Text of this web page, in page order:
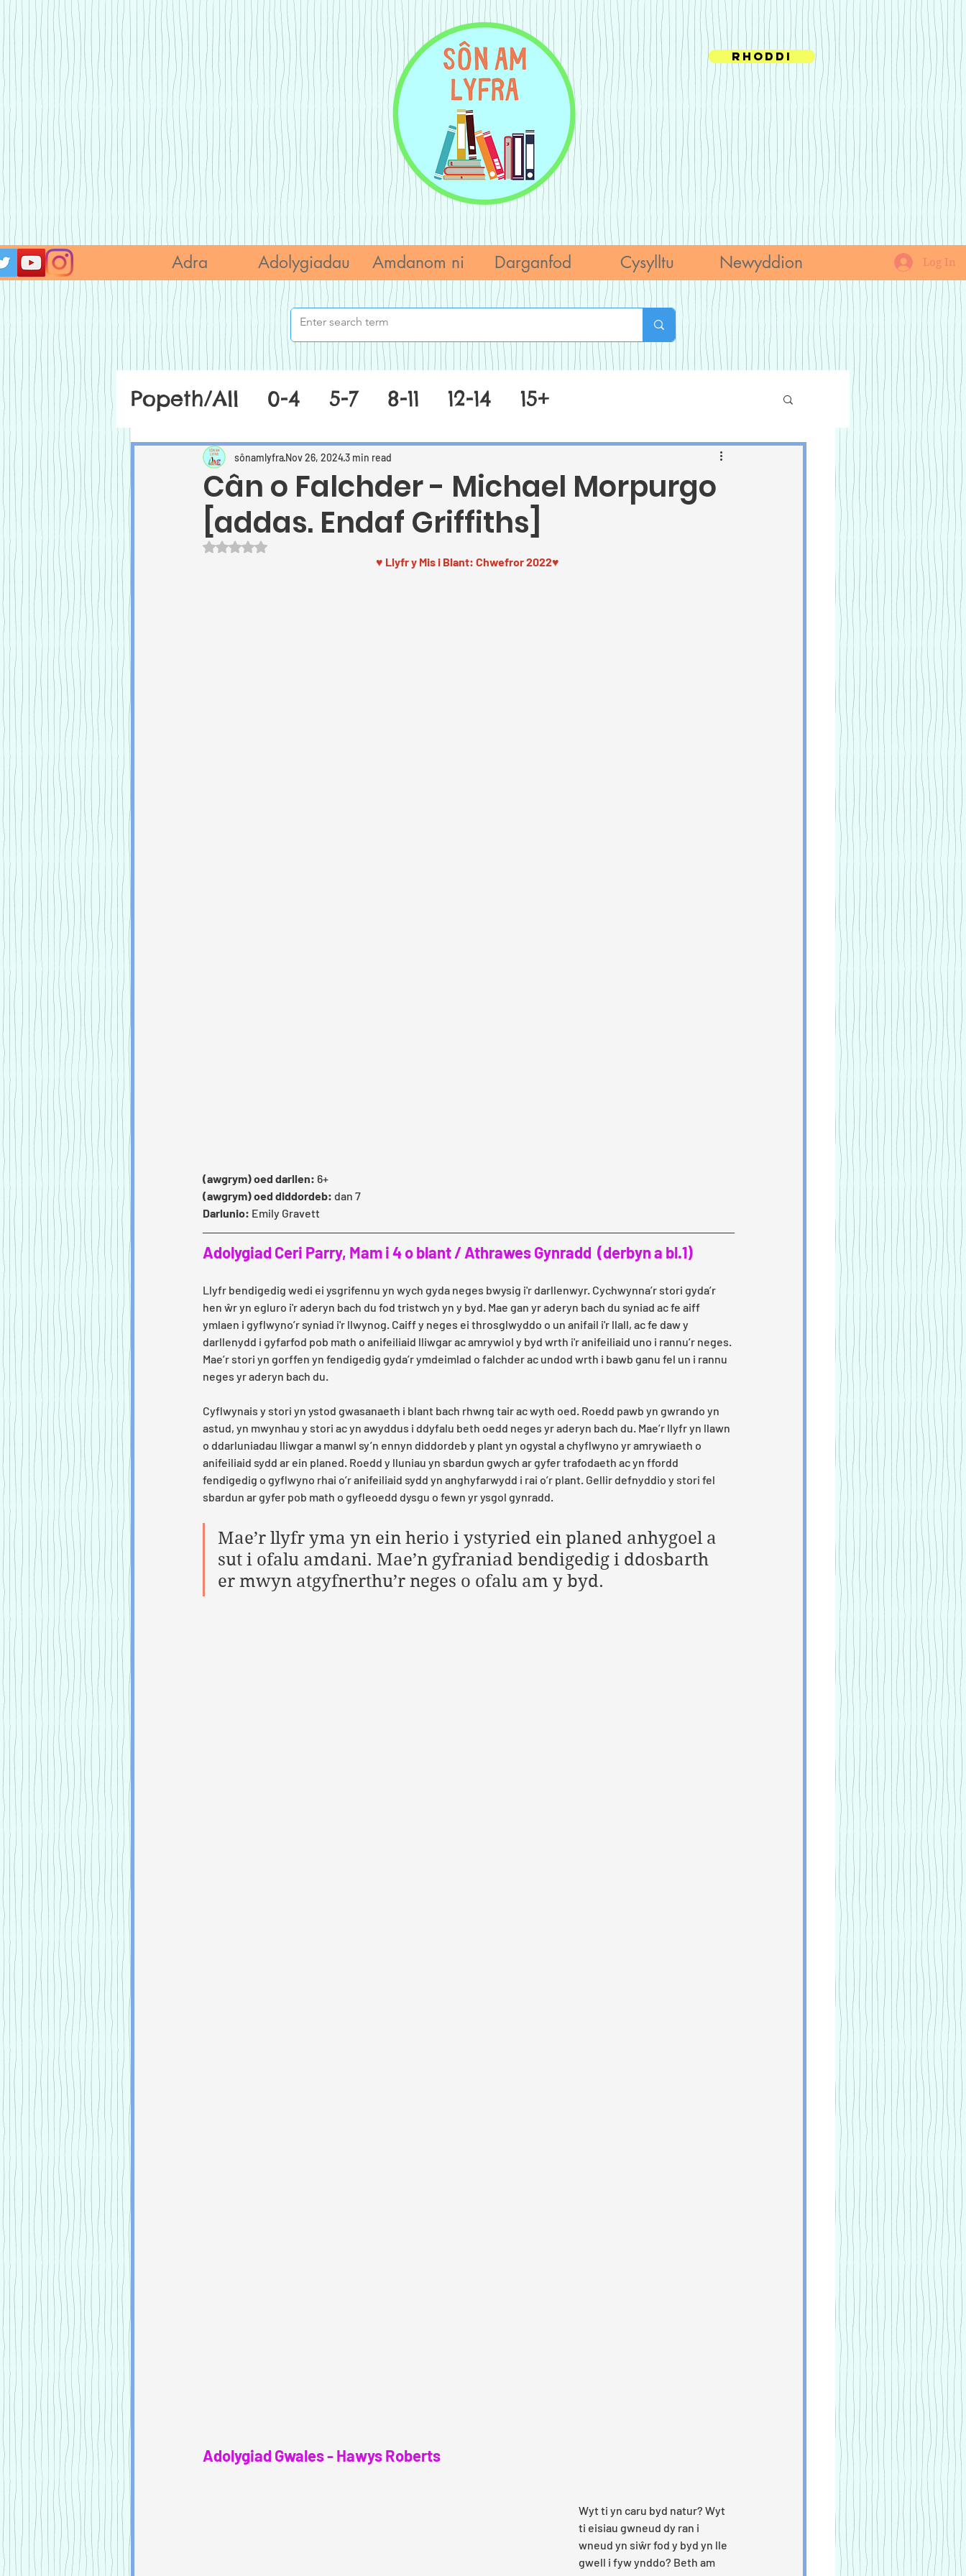
Rhoddi
Adra Adolygiadau Amdanom ni Darganfod Cysylltu Newyddion Log In
Popeth/All 0-4 5-7 8-11 12-14 15+
Cân o Falchder - Michael Morpurgo
[addas. Endaf Griffiths]
sônamlyfraNov 26, 20243 min read
Rated NaN out of 5 stars.
♥ Llyfr y Mis i Blant: Chwefror 2022♥
(awgrym) oed darllen: 6+
(awgrym) oed diddordeb: dan 7
Darlunio: Emily Gravett
Adolygiad Ceri Parry, Mam i 4 o blant / Athrawes Gynradd  (derbyn a bl.1)
Llyfr bendigedig wedi ei ysgrifennu yn wych gyda neges bwysig i'r darllenwyr. Cychwynna’r stori gyda’r
hen ŵr yn egluro i'r aderyn bach du fod tristwch yn y byd. Mae gan yr aderyn bach du syniad ac fe aiff
ymlaen i gyflwyno’r syniad i'r llwynog. Caiff y neges ei throsglwyddo o un anifail i'r llall, ac fe daw y
darllenydd i gyfarfod pob math o anifeiliaid lliwgar ac amrywiol y byd wrth i'r anifeiliaid uno i rannu’r neges.
Mae’r stori yn gorffen yn fendigedig gyda’r ymdeimlad o falchder ac undod wrth i bawb ganu fel un i rannu
neges yr aderyn bach du.
Cyflwynais y stori yn ystod gwasanaeth i blant bach rhwng tair ac wyth oed. Roedd pawb yn gwrando yn
astud, yn mwynhau y stori ac yn awyddus i ddyfalu beth oedd neges yr aderyn bach du. Mae’r llyfr yn llawn
o ddarluniadau lliwgar a manwl sy’n ennyn diddordeb y plant yn ogystal a chyflwyno yr amrywiaeth o
anifeiliaid sydd ar ein planed. Roedd y lluniau yn sbardun gwych ar gyfer trafodaeth ac yn ffordd
fendigedig o gyflwyno rhai o’r anifeiliaid sydd yn anghyfarwydd i rai o’r plant. Gellir defnyddio y stori fel
sbardun ar gyfer pob math o gyfleoedd dysgu o fewn yr ysgol gynradd.
Mae’r llyfr yma yn ein herio i ystyried ein planed anhygoel a
sut i ofalu amdani. Mae’n gyfraniad bendigedig i ddosbarth
er mwyn atgyfnerthu’r neges o ofalu am y byd.
Adolygiad Gwales - Hawys Roberts
Wyt ti yn caru byd natur? Wyt
ti eisiau gwneud dy ran i
wneud yn siŵr fod y byd yn lle
gwell i fyw ynddo? Beth am